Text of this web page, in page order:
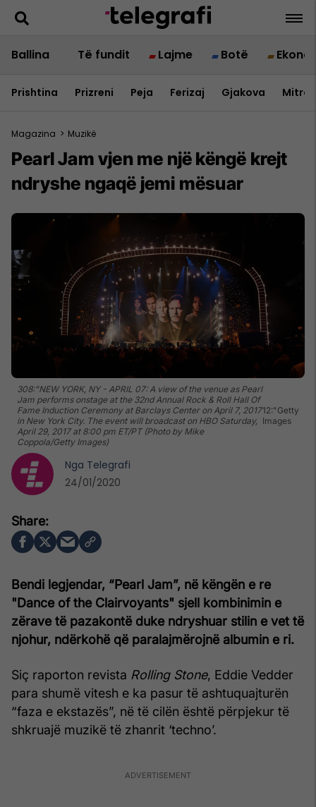
Ballina Të fundit Lajme Botë
Prishtina Prizreni Peja Ferizaj Gjakova
Magazina > Muzikë
Pearl Jam vjen me një këngë krejt
ndryshe ngaqë jemi mësuar
308:"NEW YORK, NY - APRIL 07: A view of the venue as Pearl
Jam performs onstage at the 32nd Annual Rock & Roll Hall Of
Fame Induction Ceremony at Barclays Center on April 7, 2017
in New York City. The event will broadcast on HBO Saturday,
April 29, 2017 at 8:00 pm ET/PT (Photo by Mike
Coppola/Getty Images)
12:"Getty
Images
Bendi legjendar, “Pearl Jam”, në këngën e re
"Dance of the Clairvoyants" sjell kombinimin e
zërave të pazakontë duke ndryshuar stilin e vet të
njohur, ndërkohë që paralajmërojnë albumin e ri.
Siç raporton revista Rolling Stone, Eddie Vedder
para shumë vitesh e ka pasur të ashtuquajturën
“faza e ekstazës”, në të cilën është përpjekur të
shkruajë muzikë të zhanrit ‘techno’.
Nga Telegrafi
24/01/2020